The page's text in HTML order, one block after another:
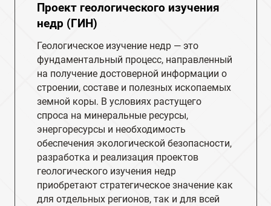
Проект геологического изучения
недр (ГИН)
Геологическое изучение недр — это
фундаментальный процесс, направленный
на получение достоверной информации о
строении, составе и полезных ископаемых
земной коры. В условиях растущего
спроса на минеральные ресурсы,
энергоресурсы и необходимость
обеспечения экологической безопасности,
разработка и реализация проектов
геологического изучения недр
приобретают стратегическое значение как
для отдельных регионов, так и для всей